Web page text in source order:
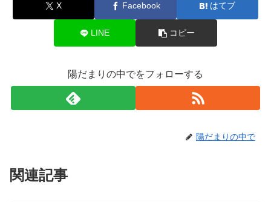
X Facebook はてブ
LINE コピー
陽だまりの中でをフォローする
陽だまりの中で
関連記事